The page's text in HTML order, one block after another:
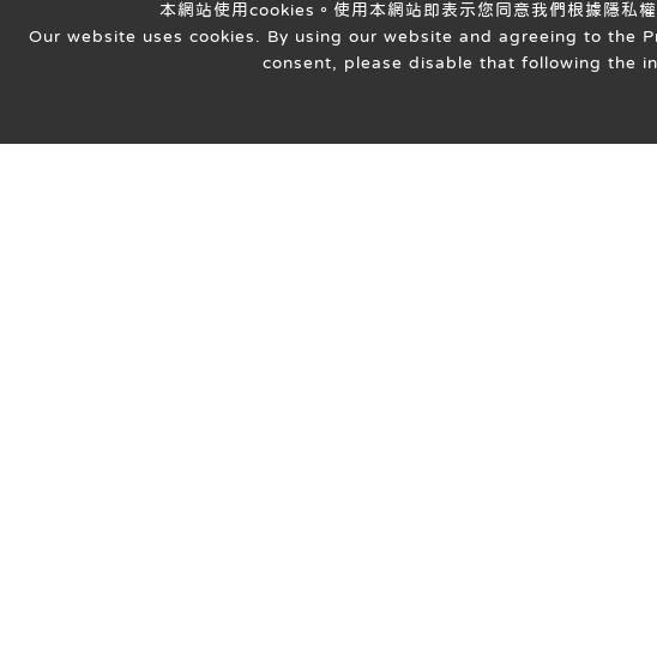
本網站使用cookies。使用本網站即表示您同意我們根據隱私
Our website uses cookies. By using our website and agreeing to the
consent, please disable that following the